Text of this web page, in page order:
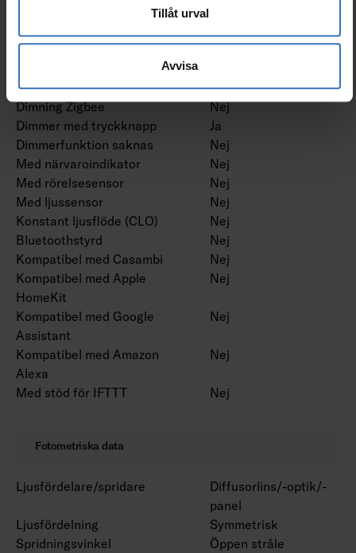
Tillåt urval
Avvisa
Dimming sinusvåg (Sine
Nej
Dimning med touch
Nej
Dimning Zigbee
Nej
Dimmer med tryckknapp
Ja
Dimmerfunktion saknas
Nej
Med närvaroindikator
Nej
Med rörelsesensor
Nej
Med ljussensor
Nej
Konstant ljusflöde (CLO)
Nej
Bluetoothstyrd
Nej
Kompatibel med Casambi
Nej
Kompatibel med Apple
HomeKit
Nej
Kompatibel med Google
Assistant
Nej
Kompatibel med Amazon
Alexa
Nej
Med stöd för IFTTT Nej
Fotometriska data
Ljusfördelare/spridare
Diffusorlins/-optik/-
panel
Ljusfördelning
Symmetrisk
Spridningsvinkel
Öppen stråle